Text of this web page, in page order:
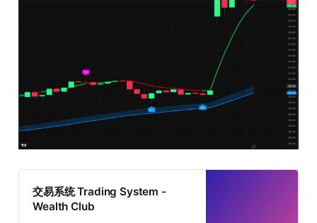
交易系统 Trading System -
Wealth Club